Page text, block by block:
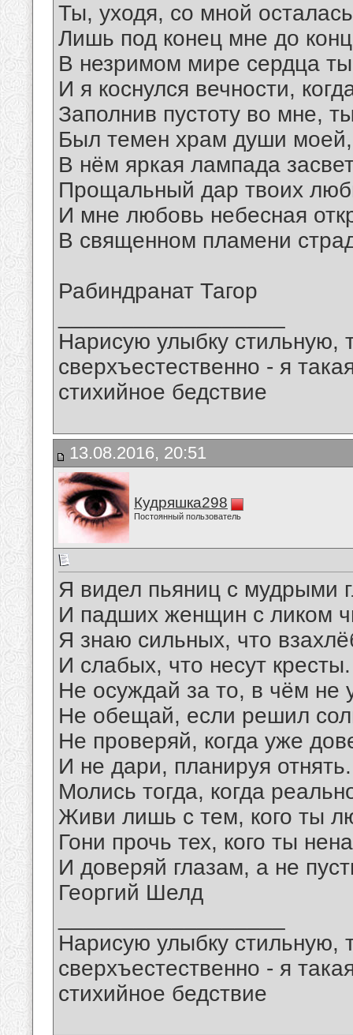
Ты, уходя, со мной
Лишь под конец мне до
В незримом мире сердца
И я коснулся вечности,
Заполнив пустоту во мне,
Был темен храм души моей,
В нём яркая лампада
Прощальный дар твоих
И мне любовь небесная
В священном пламени
Рабиндранат Тагор
Нарисую улыбку стильную,
сверхъестественно - я
стихийное бедствие
13.08.2016, 20:51
Кудряшка298
Постоянный пользователь
Я видел пьяниц с мудрыми
И падших женщин с ликом
Я знаю сильных, что
И слабых, что несут кресты.
Не осуждай за то, в чём не
Не обещай, если решил
Не проверяй, когда уже
И не дари, планируя отнять.
Молись тогда, когда
Живи лишь с тем, кого ты
Гони прочь тех, кого ты
И доверяй глазам, а не
Георгий Шелд
Нарисую улыбку стильную,
сверхъестественно - я
стихийное бедствие